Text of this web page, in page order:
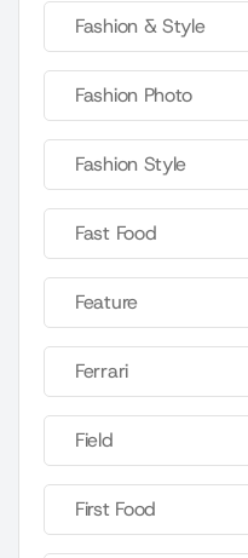
Fashion & Style
Fashion Photo
Fashion Style
Fast Food
Feature
Ferrari
Field
First Food